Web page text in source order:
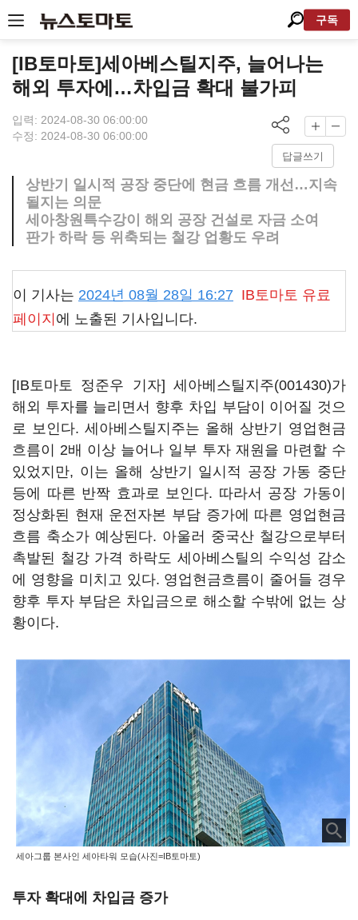
구독
[IB토마토]세아베스틸지주, 늘어나는
해외 투자에…차입금 확대 불가피
입력: 2024-08-30 06:00:00
수정: 2024-08-30 06:00:00
답글쓰기
상반기 일시적 공장 중단에 현금 흐름 개선…지속
될지는 의문
세아창원특수강이 해외 공장 건설로 자금 소여
판가 하락 등 위축되는 철강 업황도 우려
이 기사는 2024년 08월 28일 16:27 IB토마토 유료
페이지 에 노출된 기사입니다.
[IB토마토 정준우 기자] 세아베스틸지주(001430)가
해외 투자를 늘리면서 향후 차입 부담이 이어질 것으
로 보인다. 세아베스틸지주는 올해 상반기 영업현금
흐름이 2배 이상 늘어나 일부 투자 재원을 마련할 수
있었지만, 이는 올해 상반기 일시적 공장 가동 중단
등에 따른 반짝 효과로 보인다. 따라서 공장 가동이
정상화된 현재 운전자본 부담 증가에 따른 영업현금
흐름 축소가 예상된다. 아울러 중국산 철강으로부터
촉발된 철강 가격 하락도 세아베스틸의 수익성 감소
에 영향을 미치고 있다. 영업현금흐름이 줄어들 경우
향후 투자 부담은 차입금으로 해소할 수밖에 없는 상
황이다.
세아그룹 본사인 세아타워 모습(사진=IB토마토)
투자 확대에 차입금 증가